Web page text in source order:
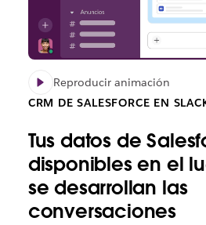
Reproducir animación
CRM DE SALESFORCE EN
Tus datos de
disponibles en el
se desarrollan las
conversaciones